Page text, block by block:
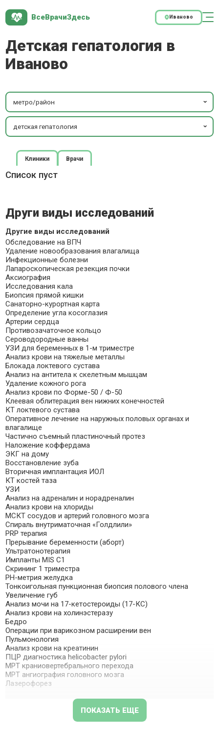
ВсеВрачиЗдесь Иваново
Детская гепатология в
Иваново
метро/район
детская гепатология
Клиники Врачи
Список пуст
Други виды исследований
Другие виды исследований
Обследование на ВПЧ
Удаление новообразования влагалища
Инфекционные болезни
Лапароскопическая резекция почки
Аксиография
Исследования кала
Биопсия прямой кишки
Санаторно-курортная карта
Определение угла косоглазия
Артерии сердца
Противозачаточное кольцо
Сероводородные ванны
УЗИ для беременных в 1-м триместре
Анализ крови на тяжелые металлы
Блокада локтевого сустава
Анализ на антитела к скелетным мышцам
Удаление кожного рога
Анализ крови по Форме-50 / Ф-50
Клеевая облитерация вен нижних конечностей
КТ локтевого сустава
Оперативное лечение на наружных половых органах и
влагалище
Частично съемный пластиночный протез
Наложение коффердама
ЭКГ на дому
Восстановление зуба
Вторичная имплантация ИОЛ
КТ костей таза
УЗИ
Анализ на адреналин и норадреналин
Анализ крови на хлориды
МСКТ сосудов и артерий головного мозга
Спираль внутриматочная «Голдлили»
PRP терапия
Прерывание беременности (аборт)
Ультратонотерапия
Импланты MIS C1
Скрининг 1 триместра
РН-метрия желудка
Тонкоигольная пункционная биопсия полового члена
Увеличение губ
Анализ мочи на 17-кетостероиды (17-КС)
Анализ крови на холинэстеразу
Бедро
Операции при варикозном расширении вен
Пульмонология
Анализ крови на креатинин
ПЦР диагностика helicobacter pylori
МРТ краниовертебрального перехода
МРТ ангиография головного мозга
Лазерофорез
ПОКАЗАТЬ ЕЩЕ